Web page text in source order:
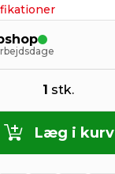
1 stk.
Læg i kurv